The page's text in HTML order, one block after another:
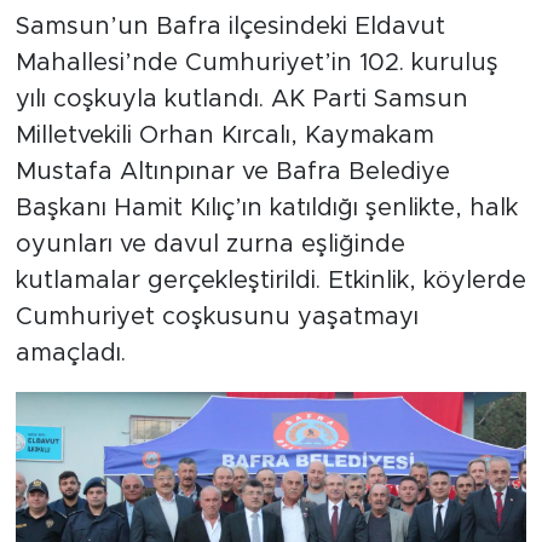
Samsun’un Bafra ilçesindeki Eldavut
Mahallesi’nde Cumhuriyet’in 102. kuruluş
yılı coşkuyla kutlandı. AK Parti Samsun
Milletvekili Orhan Kırcalı, Kaymakam
Mustafa Altınpınar ve Bafra Belediye
Başkanı Hamit Kılıç’ın katıldığı şenlikte, halk
oyunları ve davul zurna eşliğinde
kutlamalar gerçekleştirildi. Etkinlik, köylerde
Cumhuriyet coşkusunu yaşatmayı
amaçladı.